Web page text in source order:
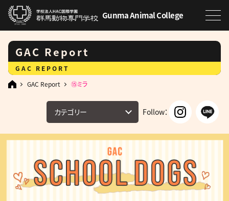
Gunma Animal College
GAC Report
GAC REPORT
GAC Report
⑮ミラ
カテゴリー Follow：